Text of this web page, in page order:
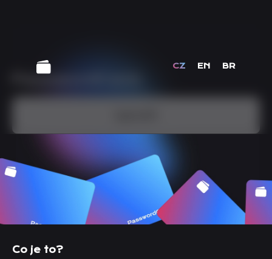
CZ EN BR
Co je to?